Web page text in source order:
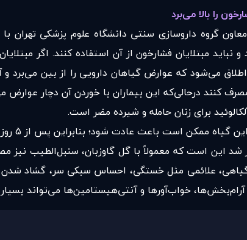
را بالا می‌برد
گروه داروسازی سنتی دانشگاه علوم پزشکی
نباید مبتلایان فشارخون از آن استفاده کنند. اگر
اطلاق می‌شود که عوارض گیاهان دارویی را از بین
کنند درحالی‌که این بیماران با خوردن آن دچار
برای زنان حامله و شیرده مضر است.
شد این است که معمولاً با گل گاوزبان، سنبل‌الطیب
گیاهی، علائمی مثل خستگی، احساس سبکی سر، گشاد
خواب‌آورها و آنتی‌هیستامین‌ها می‌تواند